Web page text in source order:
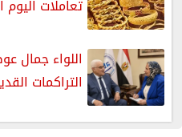
تعاملات اليوم
التراكمات